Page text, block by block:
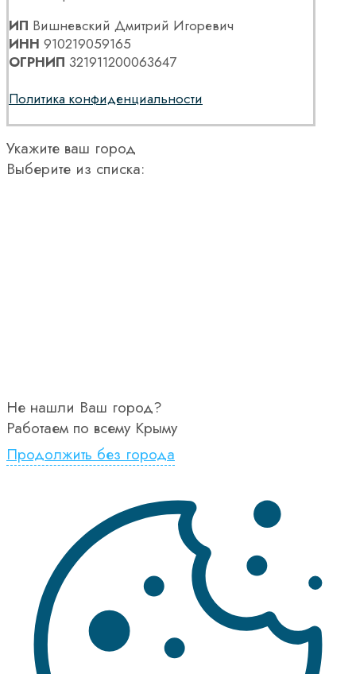
ИП Вишневский Дмитрий Игоревич
ИНН 910219059165
ОГРНИП 321911200063647
Политика конфиденциальности
Укажите ваш город
Выберите из списка:
Не нашли Ваш город?
Работаем по всему Крыму
Продолжить без города